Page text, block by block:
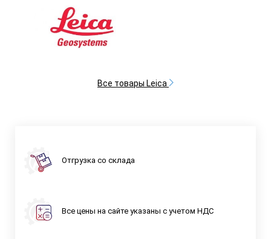
Все товары Leica
Отгрузка со склада
Все цены на сайте указаны с учетом НДС